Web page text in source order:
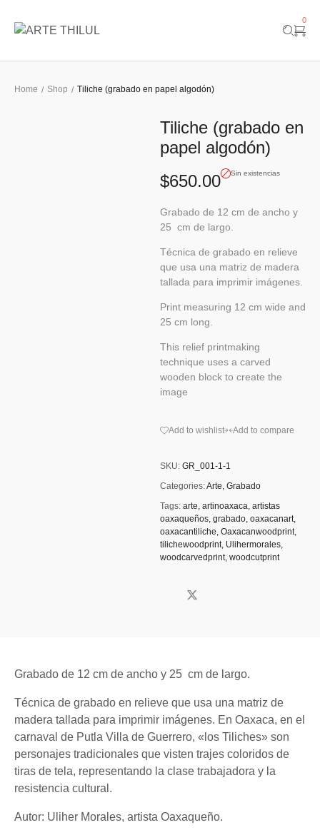
0
Home / Shop / Tiliche (grabado en papel algodón)
Tiliche (grabado en
papel algodón)
$650.00 Sin existencias
Grabado de 12 cm de ancho y
25 cm de largo.
Técnica de grabado en relieve
que usa una matriz de madera
tallada para imprimir imágenes.
Print measuring 12 cm wide and
25 cm long.
This relief printmaking
technique uses a carved
wooden block to create the
image
Add to wishlist Add to compare
SKU: GR_001-1-1
Categories:Arte, Grabado
Tags: arte, artinoaxaca, artistas
oaxaqueños, grabado, oaxacanart,
oaxacantiliche, Oaxacanwoodprint,
tilichewoodprint, Ulihermorales,
woodcarvedprint, woodcutprint
Grabado de 12 cm de ancho y 25 cm de largo.
Técnica de grabado en relieve que usa una matriz de
madera tallada para imprimir imágenes. En Oaxaca, en el
carnaval de Putla Villa de Guerrero, «los Tiliches» son
personajes tradicionales que visten trajes coloridos de
tiras de tela, representando la clase trabajadora y la
resistencia cultural.
Autor: Uliher Morales, artista Oaxaqueño.